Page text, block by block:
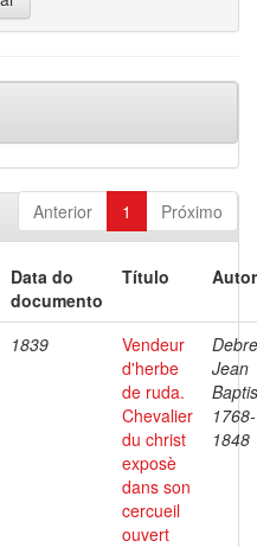
Anterior 1 Próximo
Data do
documento
Título
1839
Vendeur
d'herbe
de ruda.
Chevalier
du christ
exposè
dans son
cercueil
ouvert
Jean
1768-
1848